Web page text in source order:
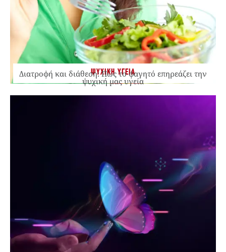
ΨΥΧΙΚΗ ΥΓΕΙΑ
Διατροφή και διάθεση: Πώς το φαγητό επηρεάζει την
ψυχική μας υγεία